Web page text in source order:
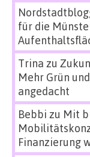
für die
Trina zu
Mehr Grün
angedacht
Bebbi zu Mit
Finanzierung